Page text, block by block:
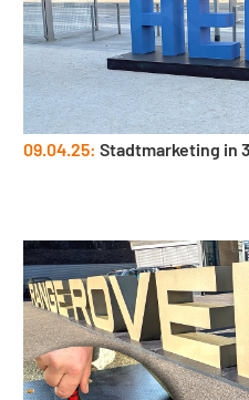
09.04.25: Stadtmarketing in